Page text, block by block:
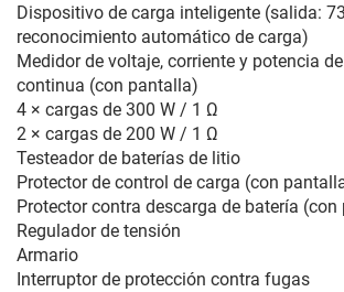
Dispositivo de carga inteligente (salida:
reconocimiento automático de carga)
Medidor de voltaje, corriente y potencia
continua (con pantalla)
4 × cargas de 300 W / 1 Ω
2 × cargas de 200 W / 1 Ω
Testeador de baterías de litio
Protector de control de carga (con
Protector contra descarga de batería
Regulador de tensión
Armario
Interruptor de protección contra fugas